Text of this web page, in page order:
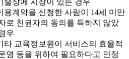
용계약을 신청한 사람이 14세 미만
로 친권자의 동의를 득하지 않았
우
타 교육정보원이 서비스의 효율적
영 등을 위하여 필요하다고 인정